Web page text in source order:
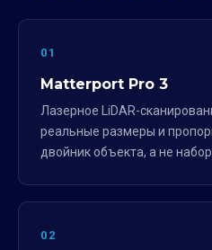
01
Matterport Pro 3
Лазерное LiDAR-
реальные размеры и
двойник объекта, а не
02